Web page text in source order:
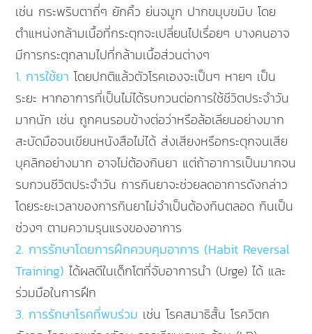
เช่น กระพริบตาถี่ๆ ยักคิ้ว ย่นจมูก ปากขมุบขมิบ โดย
ตำแหน่งกล้ามเนื้อที่กระตุกจะเปลี่ยนไปเรื่อยๆ บางคนอาจ
มีการกระตุกลามไปที่กล้ามเนื้อส่วนต่างๆ
1. การใช้ยาโดยปกติแล้วตัวโรคเองจะเป็นๆ หายๆ เป็น
ระยะ หากอาการที่เป็นไม่ได้รบกวนต่อการใช้ชีวิตประจำวัน
มากนัก เช่น ถูกคนรอบข้างต่อว่าหรือล้อเลียนอย่างมาก
สะบัดมือจนเขียนหนังสือไม่ได้ ส่งเสียงหรือกระตุกจนเสีย
บุคลิกอย่างมาก อาจไม่ต้องกินยา แต่ถ้าอาการเป็นมากจน
รบกวนชีวิตประจำวัน การกินยาจะช่วยลดอาการดังกล่าว
โดยระยะเวลาของการกินยาไม่จำเป็นต้องกินตลอด กินเป็น
ช่วงๆ ตามความรุนแรงของอาการ
2. การรักษาโดยการฝึกควบคุมอาการ (Habit Reversal
Training)ได้ผลดีในเด็กโตที่จับอาการนำ (Urge) ได้ และ
ร่วมมือในการฝึก
3. การรักษาโรคที่พบร่วม เช่น โรคสมาธิสั้น โรควิตก